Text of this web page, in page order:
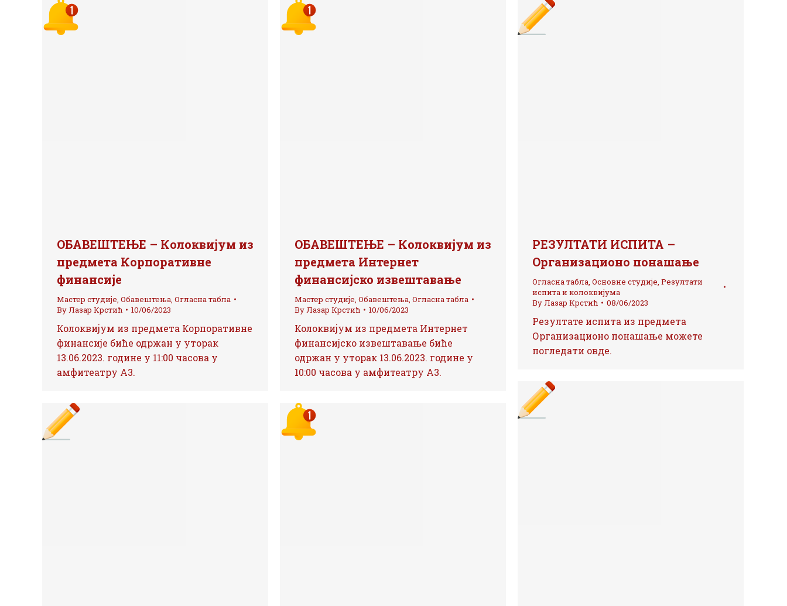
ОБАВЕШТЕЊЕ – Колоквијум из
предмета Корпоративне
финансије
Мастер студије, Обавештења, Огласна табла
ByЛазар Крстић 10/06/2023
Колоквијум из предмета Корпоративне
финансије биће одржан у уторак
13.06.2023. године у 11:00 часова у
амфитеатру А3.
ОБАВЕШТЕЊЕ – Колоквијум из
предмета Интернет
финансијско извештавање
Мастер студије, Обавештења, Огласна табла
ByЛазар Крстић 10/06/2023
Колоквијум из предмета Интернет
финансијско извештавање биће
одржан у уторак 13.06.2023. године у
10:00 часова у амфитеатру А3.
РЕЗУЛТАТИ ИСПИТА –
Организационо понашање
Огласна табла, Основне студије, Резултати
испита и колоквијума
ByЛазар Крстић 08/06/2023
Резултате испита из предмета
Организационо понашање можете
погледати овде.